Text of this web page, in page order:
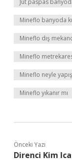
Jüt paspas
Mineflo banyoda
Mineflo dış
Mineflo
Mineflo neyle
Mineflo yıkanır mı
Önceki Yazı
Direnci Kim